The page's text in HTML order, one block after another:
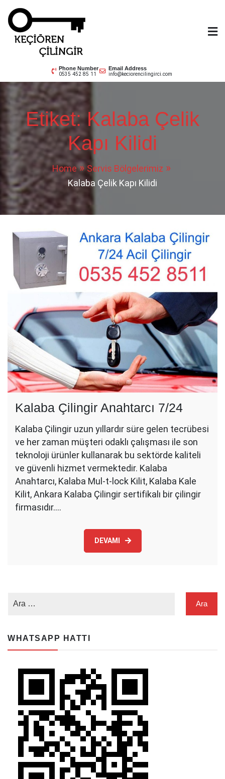
Skip
content
Keçiören Çilingir
0535 452 85 11Phone Number
0535 452 85 11
Email Address
info@keciorencilingirci.com
Etiket:Kalaba Çelik
Kapı Kilidi
Home
Servis Bölgelerimiz
Kalaba Çelik Kapı Kilidi
Kalaba Çilingir Anahtarcı 7/24
Kalaba Çilingir uzun yıllardır süre gelen tecrübesi
ve her zaman müşteri odaklı çalışması ile son
teknoloji ürünler kullanarak bu sektörde kaliteli
ve güvenli hizmet vermektedir. Kalaba
Anahtarcı, Kalaba Mul-t-lock Kilit, Kalaba Kale
Kilit, Ankara Kalaba Çilingir sertifikalı bir çilingir
firmasıdır.…
DEVAMI
WHATSAPP HATTI